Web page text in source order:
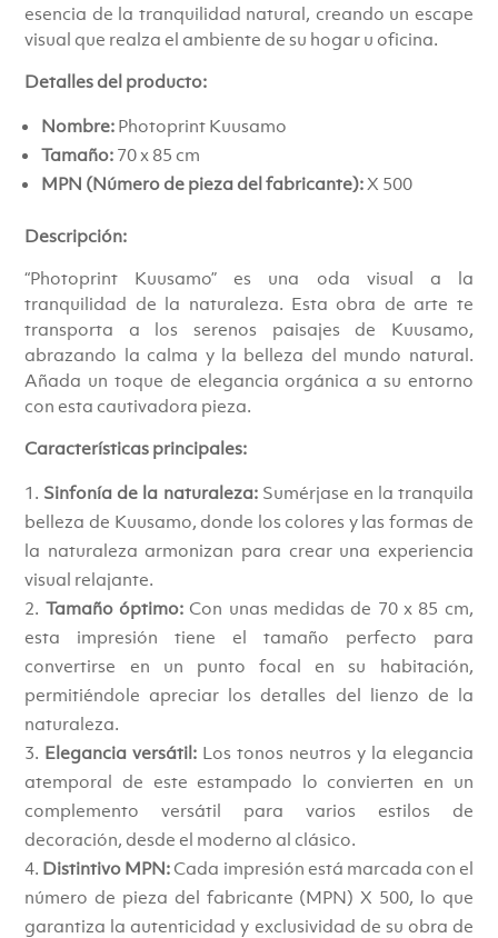
esencia de la tranquilidad natural, creando un escape
visual que realza el ambiente de su hogar u oficina.
Detalles del producto:
Nombre: Photoprint Kuusamo
Tamaño: 70 x 85 cm
MPN (Número de pieza del fabricante): X 500
Descripción:
“Photoprint Kuusamo” es una oda visual a la
tranquilidad de la naturaleza. Esta obra de arte te
transporta a los serenos paisajes de Kuusamo,
abrazando la calma y la belleza del mundo natural.
Añada un toque de elegancia orgánica a su entorno
con esta cautivadora pieza.
Características principales:
Sinfonía de la naturaleza:Sumérjase en la tranquila
belleza de Kuusamo, donde los colores y las formas de
la naturaleza armonizan para crear una experiencia
visual relajante.
Tamaño óptimo: Con unas medidas de 70 x 85 cm,
esta impresión tiene el tamaño perfecto para
convertirse en un punto focal en su habitación,
permitiéndole apreciar los detalles del lienzo de la
naturaleza.
Elegancia versátil: Los tonos neutros y la elegancia
atemporal de este estampado lo convierten en un
complemento versátil para varios estilos de
decoración, desde el moderno al clásico.
Distintivo MPN: Cada impresión está marcada con el
número de pieza del fabricante (MPN) X 500, lo que
garantiza la autenticidad y exclusividad de su obra de